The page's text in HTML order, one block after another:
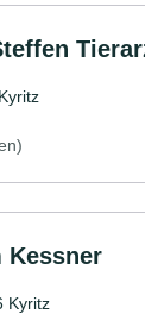
Kessner
Kyritz